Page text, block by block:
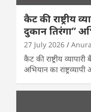
कैट की राष्ट्रीय
दुकान तिरंगा”
27 July 2026
कैट की राष्ट्रीय
अभियान का